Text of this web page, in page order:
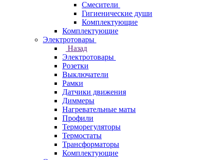
Смесители
Гигиенические души
Комплектующие
Комплектующие
Электротовары
Назад
Электротовары
Розетки
Выключатели
Рамки
Датчики движения
Диммеры
Нагревательные маты
Профили
Терморегуляторы
Термостаты
Трансформаторы
Комплектующие